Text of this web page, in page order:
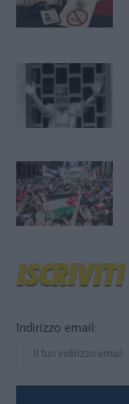
Indirizzo email: